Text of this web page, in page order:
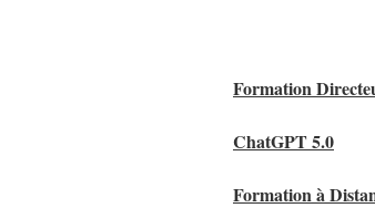
Formation
ChatGPT 5.0
Formation à